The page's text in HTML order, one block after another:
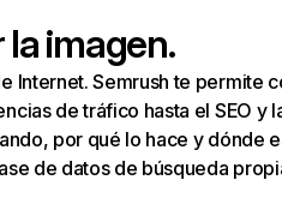
la imagen.
Internet. Semrush te permite
de tráfico hasta el SEO y
por qué lo hace y dónde
de datos de búsqueda